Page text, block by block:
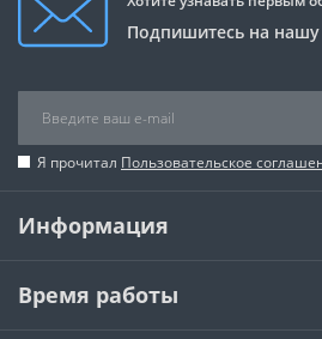
Подпишитесь на нашу
Я прочитал Пользовательское
Информация
Время работы